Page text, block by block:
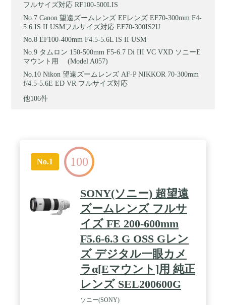
フルサイズ対応 RF100-500LIS
Canon 望遠ズームレンズ EFレンズ EF70-300mm F4-
5.6 IS II USMフルサイズ対応 EF70-300IS2U
EF100-400mm F4.5-5.6L IS II USM
タムロン 150-500mm F5-6.7 Di III VC VXD ソニーE
マウント用 (Model A057)
Nikon 望遠ズームレンズ AF-P NIKKOR 70-300mm
f/4.5-5.6E ED VR フルサイズ対応
他106件
No.1 100
SONY(ソニー) 超望遠
ズームレンズ フルサ
イズ FE 200-600mm
F5.6-6.3 G OSS Gレン
ズ デジタル一眼カメ
ラα[Eマウント]用 純正
レンズ SEL200600G
ソニー(SONY)